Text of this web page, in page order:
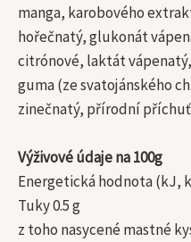
manga, karobového
hořečnatý, glukonát
citrónové, laktát
guma (ze svatojánského
zinečnatý, přírodní
Výživové údaje na 100g
Energetická hodnota (kJ,
Tuky 0.5 g
z toho nasycené mastné